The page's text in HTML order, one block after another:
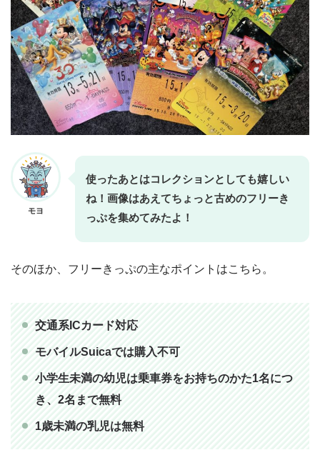
モヨ
使ったあとはコレクションとしても嬉しい
ね！画像はあえてちょっと古めのフリーき
っぷを集めてみたよ！
そのほか、フリーきっぷの主なポイントはこちら。
交通系ICカード対応
モバイルSuicaでは購入不可
小学生未満の幼児は乗車券をお持ちのかた1名につ
き、2名まで無料
1歳未満の乳児は無料